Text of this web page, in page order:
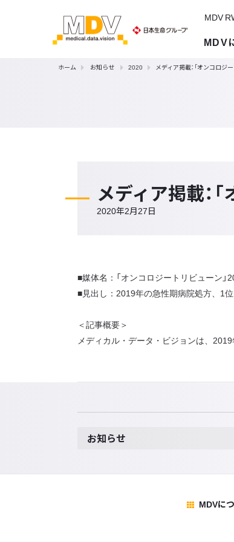
MDV
MDV
ホーム お知らせ 2020 メディア掲載：「オンコロジ
メディア掲載：
2020年2月27日
■媒体名：「オンコロジートリビューン」
■見出し：2019年の急性期病院処方、1
＜記事概要＞
メディカル・データ・ビジョンは、
お知らせ
MDVに